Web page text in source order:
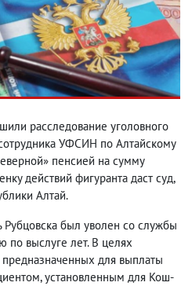
расследование уголовного
УФСИН по Алтайскому
пенсией на сумму
действий фигуранта даст суд,
Алтай.
Рубцовска был уволен со службы
выслуге лет. В целях
для выплаты
установленным для Кош-